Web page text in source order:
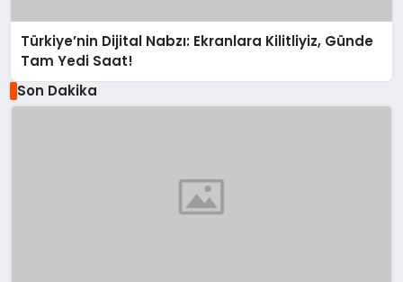
Türkiye’nin Dijital Nabzı: Ekranlara Kilitliyiz, Günde
Tam Yedi Saat!
Son Dakika